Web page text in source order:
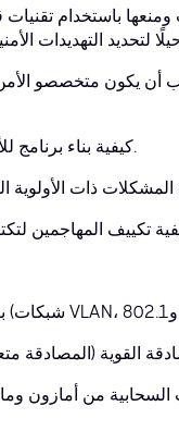
أن يكون متخصصو الأمن
كيفية بناء برنامج للأمن السيبراني يشمل الكشف والاستجابة والوقاية.
من أمازون